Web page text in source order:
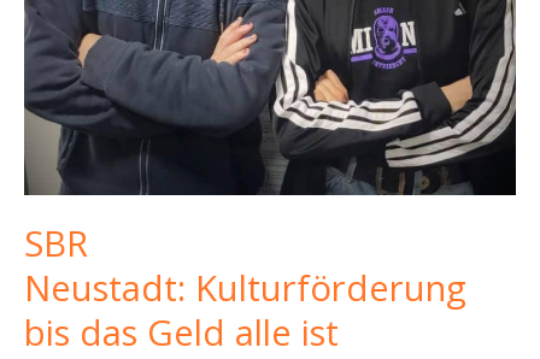
SBR
Neustadt: Kulturförderung
bis das Geld alle ist